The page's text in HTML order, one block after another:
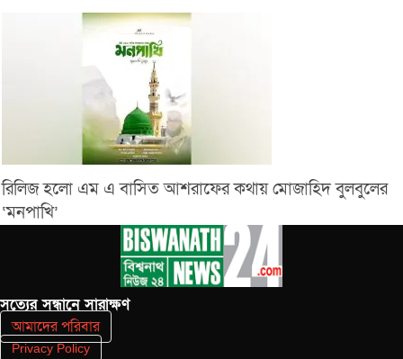
রিলিজ হলো এম এ বাসিত আশরাফের কথায় মোজাহিদ বুলবুলের
‘মনপাখি’
সত‌্যের সন্ধানে সারাক্ষণ
আমাদের পরিবার
Privacy Policy